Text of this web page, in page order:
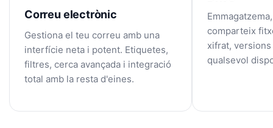
Correu electrònic
Gestiona el teu correu amb una
interfície neta i potent. Etiquetes,
filtres, cerca avançada i integració
total amb la resta d'eines.
comparteix
xifrat,
qualsevol